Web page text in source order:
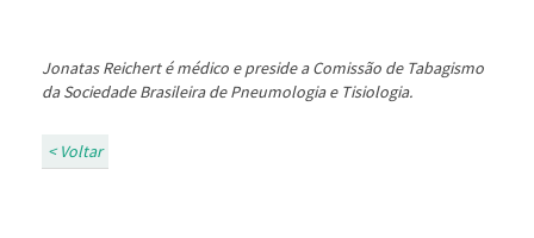
Jonatas Reichert é médico e preside a Comissão de Tabagismo
da Sociedade Brasileira de Pneumologia e Tisiologia.
< Voltar